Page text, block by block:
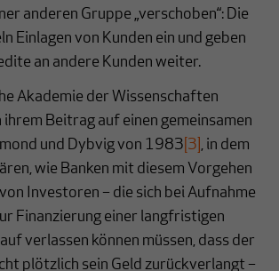
anderen Gruppe „verschoben“: Die
Einlagen von Kunden ein und geben
an andere Kunden weiter.
Akademie der Wissenschaften
Beitrag auf einen gemeinsamen
und Dybvig von 1983 [3] , in dem
wie Banken mit diesem Vorgehen
Investoren – die sich bei Aufnahme
Finanzierung einer langfristigen
verlassen können müssen, dass der
plötzlich sein Geld zurückverlangt –